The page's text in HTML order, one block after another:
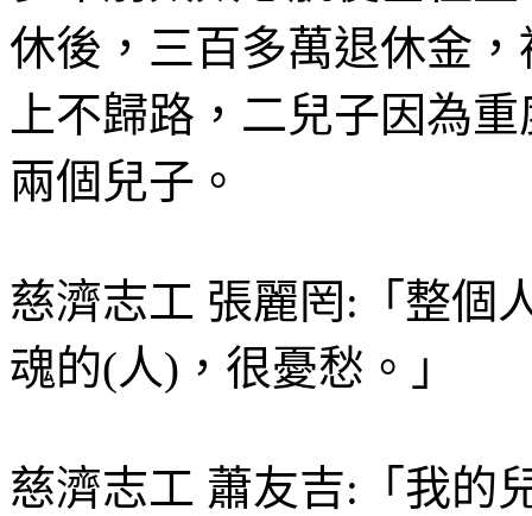
休後，三百多萬退休金
上不歸路，二兒子因為
兩個兒子。
慈濟志工 張麗罔:「整個
魂的(人)，很憂愁。」
慈濟志工 蕭友吉:「我的